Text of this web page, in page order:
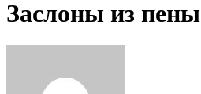
Заслоны из пены